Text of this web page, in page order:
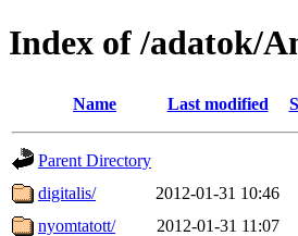
Index of /adatok/
Name Last modified
Parent Directory
digitalis/
2012-01-31 10:46
nyomtatott/
2012-01-31 11:07